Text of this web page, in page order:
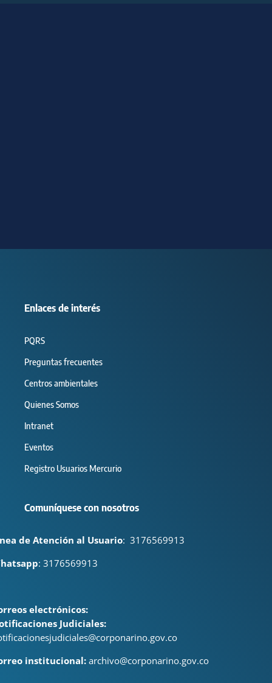
Enlaces de interés
PQRS
Preguntas frecuentes
Centros ambientales
Quienes Somos
Intranet
Eventos
Registro Usuarios Mercurio
Comuníquese con nosotros
de Atención al Usuario: 3176569913
: 3176569913
electrónicos:
Judiciales:
institucional: archivo@corponarino.gov.co